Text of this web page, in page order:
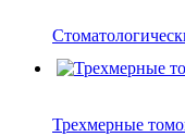
Трехмерные